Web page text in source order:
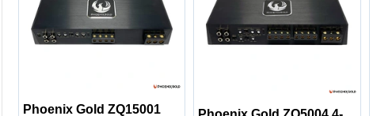
Phoenix Gold ZQ15001